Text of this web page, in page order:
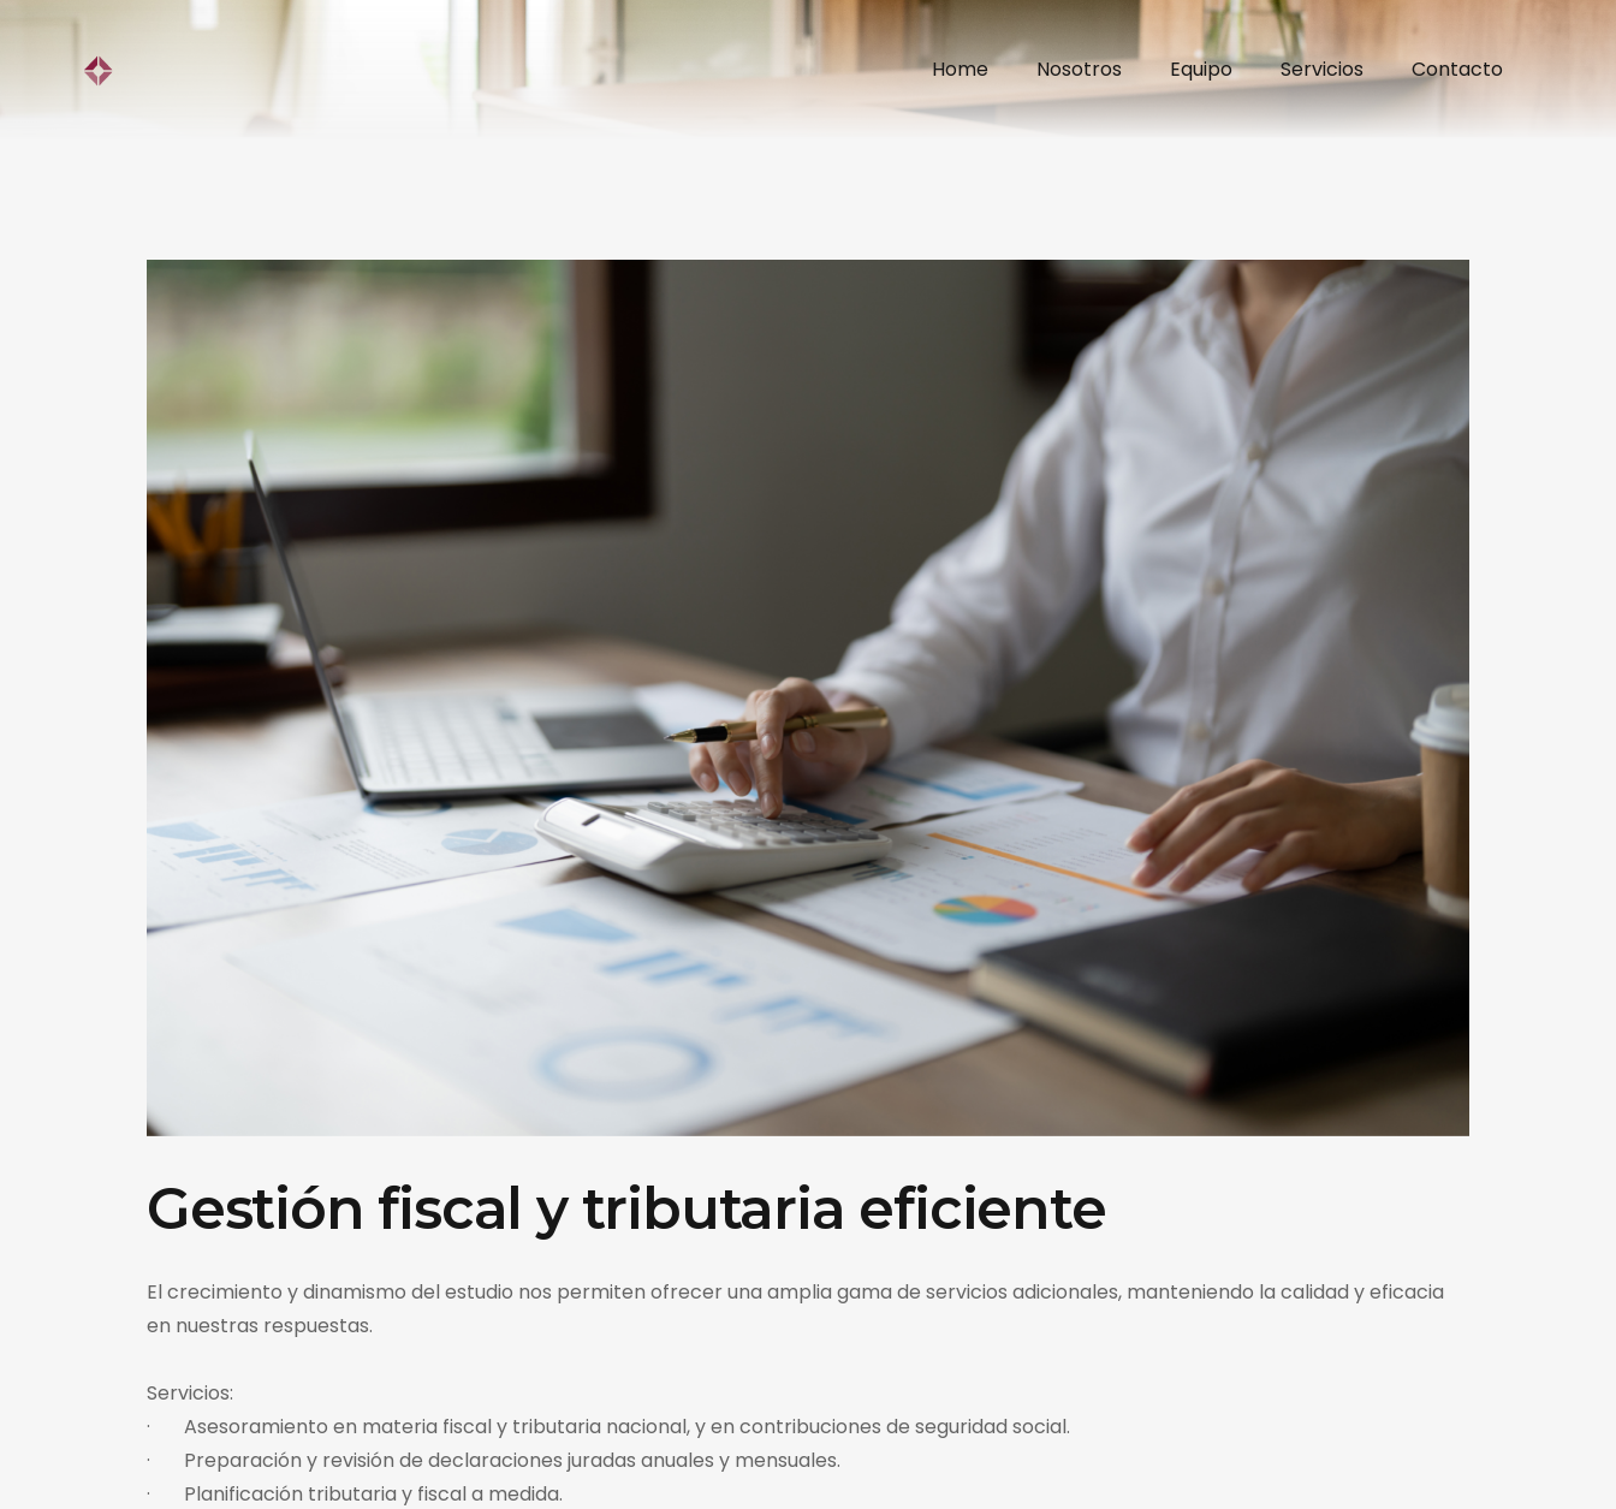
Home Nosotros Equipo Servicios Contacto
Gestión fiscal y tributaria eficiente
El crecimiento y dinamismo del estudio nos permiten ofrecer una amplia gama de servicios adicionales, manteniendo la calidad y eficacia
en nuestras respuestas.
Servicios:
· Asesoramiento en materia fiscal y tributaria nacional, y en contribuciones de seguridad social.
· Preparación y revisión de declaraciones juradas anuales y mensuales.
· Planificación tributaria y fiscal a medida.